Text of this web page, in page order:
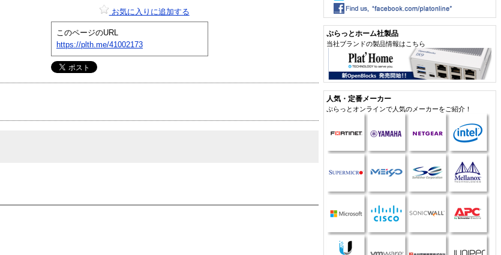
お気に入りに追加する
このページのURL
https://plth.me/41002173
ぷらっとホーム社製品
当社ブランドの製品情報はこちら
人気・定番メーカー
ぷらっとオンラインで人気のメーカーをご紹介！